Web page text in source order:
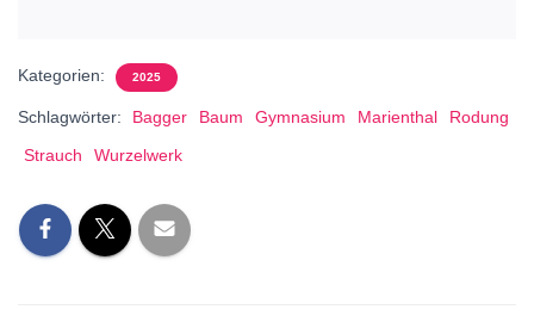
Kategorien: 2025
Schlagwörter: Bagger Baum Gymnasium Marienthal
Rodung
Strauch
Wurzelwerk